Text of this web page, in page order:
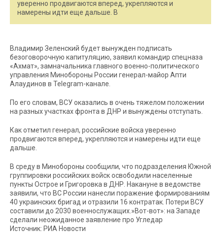
уверенно продвигаются вперед, укрепляются и
намерены идти еще дальше. В
Владимир Зеленский будет вынужден подписать
безоговорочную капитуляцию, заявил командир спецназа
«Ахмат», замначальника главного военно-политического
управления Минобороны России генерал-майор Апти
Алаудинов в Telegram-канале.
По его словам, ВСУ оказались в очень тяжелом положении
на разных участках фронта в ДНР и вынуждены отступать.
Как отметил генерал, российские войска уверенно
продвигаются вперед, укрепляются и намерены идти еще
дальше.
В среду в Минобороны сообщили, что подразделения Южной
группировки российских войск освободили населенные
пункты Острое и Григоровка в ДНР. Накануне в ведомстве
заявили, что ВС России нанесли поражение формированиям
40 украинских бригад и отразили 16 контратак. Потери ВСУ
составили до 2030 военнослужащих.»Вот-вот»: на Западе
сделали неожиданное заявление про Угледар
Источник: РИА Новости